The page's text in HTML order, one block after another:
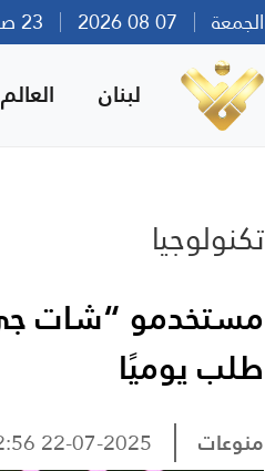
الجمعة
لبنان العالم
تكنولوجيا
طلب يوميًا
منوعات 22-07-2025 12:56 مساءً